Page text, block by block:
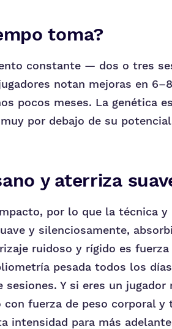
toma?
constante — dos o tres
notan mejoras en
pocos meses. La genética
por debajo de su
y aterriza
por lo que la técnica y
y silenciosamente,
ruidoso y rígido es fuerza
pesada todos los
sesiones. Y si eres un
fuerza de peso corporal
intensidad para más